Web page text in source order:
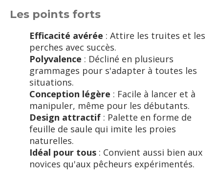
Les points forts
Efficacité avérée : Attire les truites et les
perches avec succès.
Polyvalence : Décliné en plusieurs
grammages pour s'adapter à toutes les
situations.
Conception légère : Facile à lancer et à
manipuler, même pour les débutants.
Design attractif : Palette en forme de
feuille de saule qui imite les proies
naturelles.
Idéal pour tous : Convient aussi bien aux
novices qu'aux pêcheurs expérimentés.